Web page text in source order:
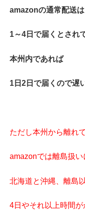
amazonの通常配送は
1～4日で届くとされ
本州内であれば
1日2日で届くので遅
ただし本州から離れ
amazonでは離島扱
北海道と沖縄、離島
4日やそれ以上時間が